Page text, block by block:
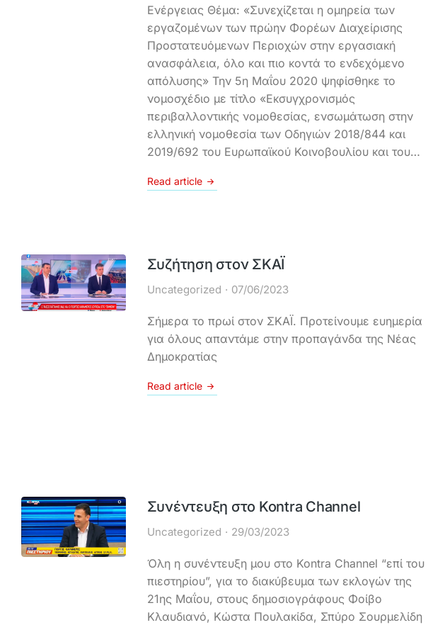
Ενέργειας Θέμα: «Συνεχίζεται η ομηρεία των
εργαζομένων των πρώην Φορέων Διαχείρισης
Προστατευόμενων Περιοχών στην εργασιακή
ανασφάλεια, όλο και πιο κοντά το ενδεχόμενο
απόλυσης» Την 5η Μαΐου 2020 ψηφίσθηκε το
νομοσχέδιο με τίτλο «Εκσυγχρονισμός
περιβαλλοντικής νομοθεσίας, ενσωμάτωση στην
ελληνική νομοθεσία των Οδηγιών 2018/844 και
2019/692 του Ευρωπαϊκού Κοινοβουλίου και του…
Read article
Συζήτηση στον ΣΚΑΪ
Uncategorized 07/06/2023
Σήμερα το πρωί στον ΣΚΑΪ. Προτείνουμε ευημερία
για όλους απαντάμε στην προπαγάνδα της Νέας
Δημοκρατίας
Read article
Συνέντευξη στο Kontra Channel
Uncategorized 29/03/2023
Όλη η συνέντευξη μου στο Kontra Channel “επί του
πιεστηρίου”, για το διακύβευμα των εκλογών της
21ης Μαΐου, στους δημοσιογράφους Φοίβο
Κλαυδιανό, Κώστα Πουλακίδα, Σπύρο Σουρμελίδη